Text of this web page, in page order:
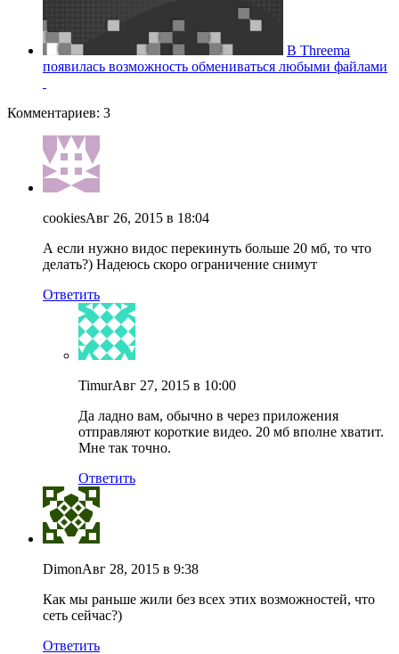
В Threema
появилась возможность обмениваться любыми файлами
Комментариев: 3
cookiesАвг 26, 2015 в 18:04
А если нужно видос перекинуть больше 20 мб, то что
делать?) Надеюсь скоро ограничение снимут
Ответить
TimurАвг 27, 2015 в 10:00
Да ладно вам, обычно в через приложения
отправляют короткие видео. 20 мб вполне хватит.
Мне так точно.
Ответить
DimonАвг 28, 2015 в 9:38
Как мы раньше жили без всех этих возможностей, что
сеть сейчас?)
Ответить